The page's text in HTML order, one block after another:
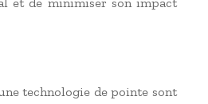
technologie de pointe sont